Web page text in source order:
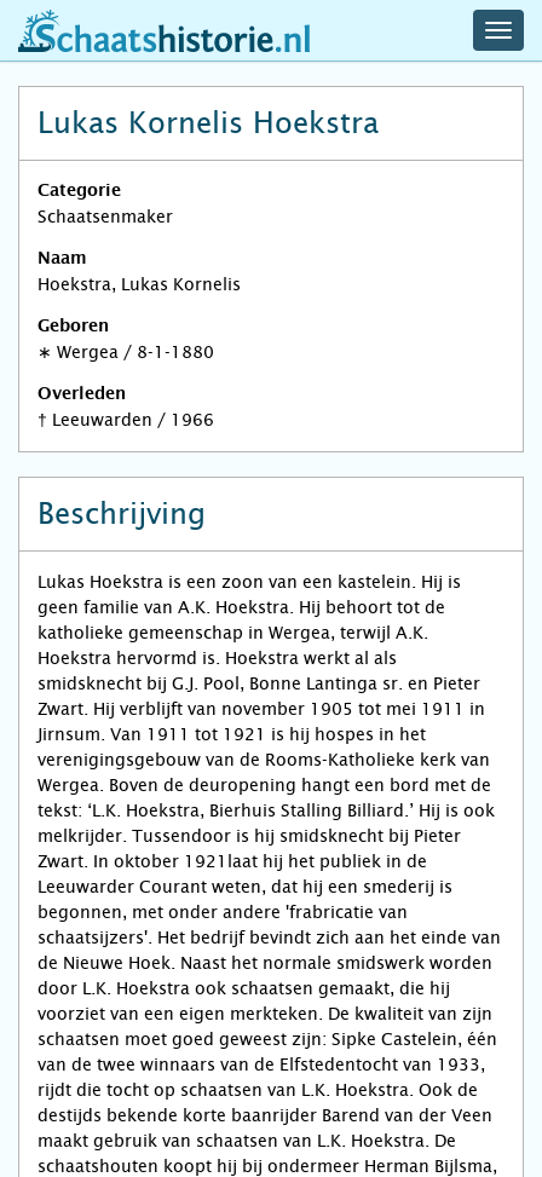
schaatshistorie.nl
Lukas Kornelis Hoekstra
Categorie
Schaatsenmaker
Naam
Hoekstra, Lukas Kornelis
Geboren
∗ Wergea / 8-1-1880
Overleden
† Leeuwarden / 1966
Beschrijving
Lukas Hoekstra is een zoon van een kastelein. Hij is
geen familie van A.K. Hoekstra. Hij behoort tot de
katholieke gemeenschap in Wergea, terwijl A.K.
Hoekstra hervormd is. Hoekstra werkt al als
smidsknecht bij G.J. Pool, Bonne Lantinga sr. en Pieter
Zwart. Hij verblijft van november 1905 tot mei 1911 in
Jirnsum. Van 1911 tot 1921 is hij hospes in het
verenigingsgebouw van de Rooms-Katholieke kerk van
Wergea. Boven de deuropening hangt een bord met de
tekst: ‘L.K. Hoekstra, Bierhuis Stalling Billiard.’ Hij is ook
melkrijder. Tussendoor is hij smidsknecht bij Pieter
Zwart. In oktober 1921laat hij het publiek in de
Leeuwarder Courant weten, dat hij een smederij is
begonnen, met onder andere 'frabricatie van
schaatsijzers'. Het bedrijf bevindt zich aan het einde van
de Nieuwe Hoek. Naast het normale smidswerk worden
door L.K. Hoekstra ook schaatsen gemaakt, die hij
voorziet van een eigen merkteken. De kwaliteit van zijn
schaatsen moet goed geweest zijn: Sipke Castelein, één
van de twee winnaars van de Elfstedentocht van 1933,
rijdt die tocht op schaatsen van L.K. Hoekstra. Ook de
destijds bekende korte baanrijder Barend van der Veen
maakt gebruik van schaatsen van L.K. Hoekstra. De
schaatshouten koopt hij bij ondermeer Herman Bijlsma,